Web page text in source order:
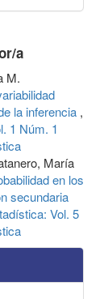
a
M.
la inferencia ,
1 Núm. 1
María
en los
secundaria
Vol. 5